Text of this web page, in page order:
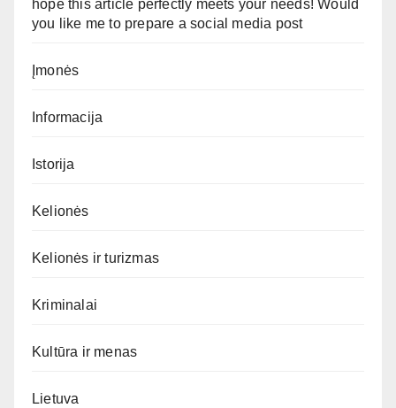
hope this article perfectly meets your needs! Would
you like me to prepare a social media post
Įmonės
Informacija
Istorija
Kelionės
Kelionės ir turizmas
Kriminalai
Kultūra ir menas
Lietuva